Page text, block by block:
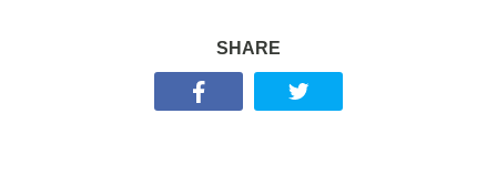
SHARE